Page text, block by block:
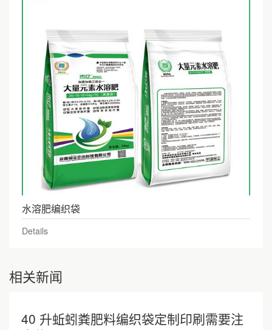
水溶肥编织袋
Details
相关新闻
40 升蚯蚓粪肥料编织袋定制印刷需要注